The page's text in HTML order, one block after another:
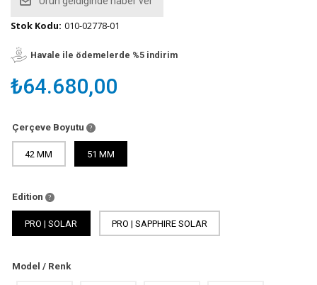
Stok Kodu: 010-02778-01
Havale ile ödemelerde %5 indirim
₺64.680,00
Çerçeve Boyutu
42 MM 51 MM
Edition
PRO | SOLAR PRO | SAPPHIRE SOLAR
Model / Renk